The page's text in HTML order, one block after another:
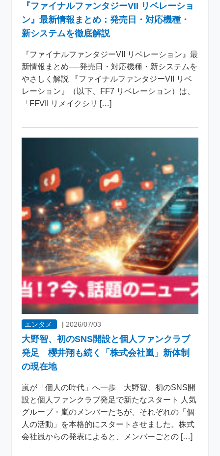
『ファイナルファンタジーVII リベレーショ
ン』最新情報まとめ：発売日・対応機種・
新システムを徹底解説
『ファイナルファンタジーVII リベレーション』最
新情報まとめ──発売日・対応機種・新システムを
やさしく解説 『ファイナルファンタジーVII リベ
レーション』（以下、FF7 リベレーション）は、
「FFVII リメイクシリ […]
エンタメ | 2026/07/03
大野智、初のSNS開設と個人ファンクラブ
発足 櫻井翔も続く「株式会社嵐」新体制
の現在地
嵐が「個人の時代」へ一歩 大野智、初のSNS開
設と個人ファンクラブ発足で新たなスタート 人気
グループ・嵐のメンバーたちが、それぞれの「個
人の活動」を本格的にスタートさせました。株式
会社嵐からの発表によると、メンバーごとの […]